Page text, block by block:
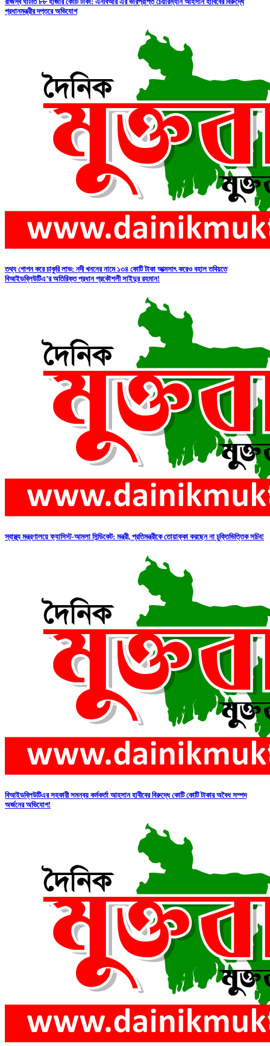
প্রধানমন্ত্রীর দপ্তরে অভিযোগ
তথ্য গোপন করে চাকুরি লাভ: নদী খননের নামে ১৩৪ কোটি টাকা আত্মসাৎ করেও বহাল তবিয়তে
বিআইডব্লিউটিএ’র অতিরিক্ত প্রধান প্রকৌশলী সাইদুর রহমান!
স্বাস্থ্য মন্ত্রণালয়ে ফ্যাসিস্ট-আমলা সিন্ডিকেট: মন্ত্রী, প্রতিমন্ত্রীকে তোয়াক্কা করছেন না চুক্তিভিত্তিক সচিব!
বিআইডব্লিউটিএর সহকারী সমন্বয় কর্মকর্তা আহসান হাবীবের বিরুদ্ধে কোটি কোটি টাকার অবৈধ সম্পদ
অর্জনের অভিযোগ!